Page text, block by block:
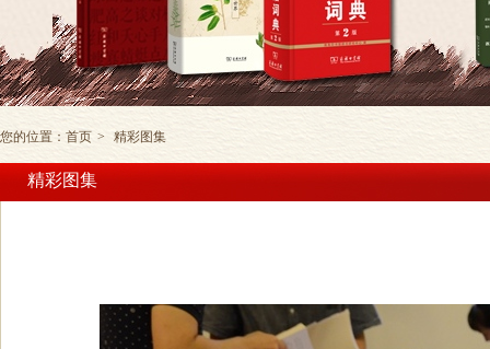
您的位置： 首页 > 精彩图集
精彩图集